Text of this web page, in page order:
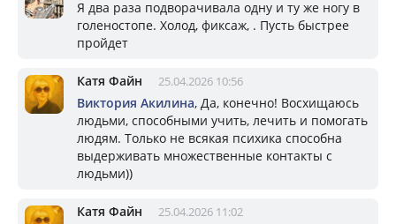
Я два раза подворачивала одну и ту же ногу в
голеностопе. Холод, фиксаж, . Пусть быстрее
пройдет
Катя Файн 25.04.2026 10:56
Виктория Акилина, Да, конечно! Восхищаюсь
людьми, способными учить, лечить и помогать
людям. Только не всякая психика способна
выдерживать множественные контакты с
людьми))
Катя Файн 25.04.2026 11:02